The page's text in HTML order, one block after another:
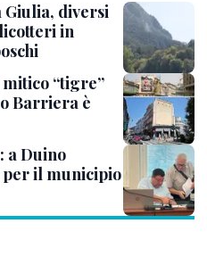
Giulia, diversi
in
“tigre”
Barriera è
a Duino
per il municipio